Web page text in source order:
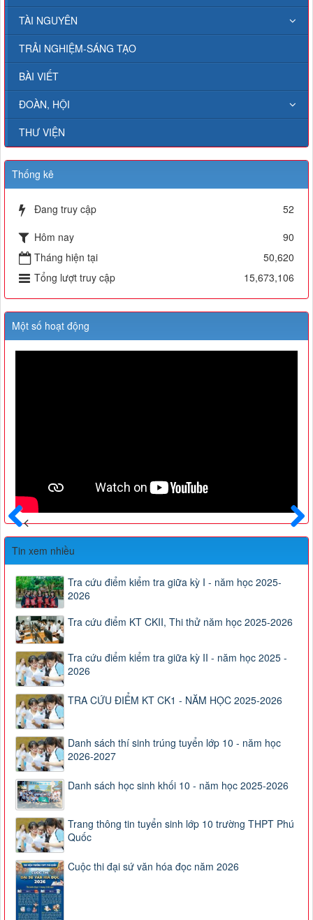
TÀI NGUYÊN
TRẢI NGHIỆM-SÁNG TẠO
BÀI VIẾT
ĐOÀN, HỘI
THƯ VIỆN
Thống kê
Đang truy cập
52
Hôm nay
90
Tháng hiện tại
50,620
Tổng lượt truy cập
15,673,106
Một số hoạt động
Sau
Trước
Tin xem nhiều
Tra cứu điểm kiểm tra giữa kỳ I - năm học 2025-
2026
Tra cứu điểm KT CKII, Thi thử năm học 2025-2026
Tra cứu điểm kiểm tra giữa kỳ II - năm học 2025 -
2026
TRA CỨU ĐIỂM KT CK1 - NĂM HỌC 2025-2026
Danh sách thí sinh trúng tuyển lớp 10 - năm học
2026-2027
Danh sách học sinh khối 10 - năm học 2025-2026
Trang thông tin tuyển sinh lớp 10 trường THPT Phú
Quốc
Cuộc thi đại sứ văn hóa đọc năm 2026